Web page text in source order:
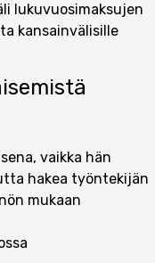
lukuvuosimaksujen
kansainvälisille
vaikka hän
hakea työntekijän
mukaan